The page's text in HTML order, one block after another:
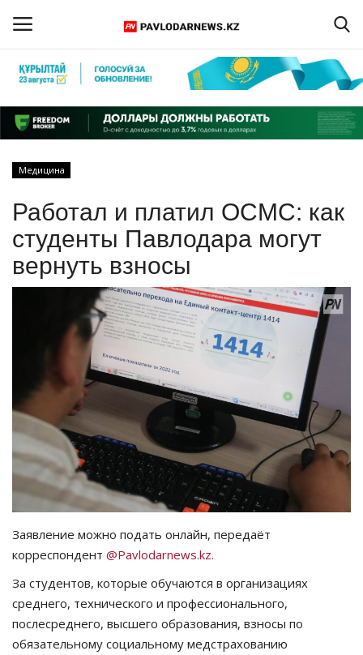
Регистрация
Главная
ПАВЛОДАРСКАЯ ОБЛАСТЬ
КАЗАХСТАН
СПЕЦПРОЕКТЫ
СПОРТ
Чек-лист
РАЗВЛЕЧЕНИЯ
OFFICIAL
Курултай
Язык
Қазақша Русский
Медицина
Работал и платил ОСМС: как
студенты Павлодара могут
вернуть взносы
Заявление можно подать онлайн, передаёт
корреспондент @Pavlodarnews.kz.
За студентов, которые обучаются в организациях
среднего, технического и профессионального,
послесреднего, высшего образования, взносы по
обязательному социальному медстрахованию